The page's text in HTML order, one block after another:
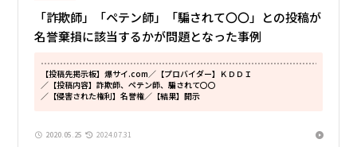
「詐欺師」「ペテン師」「騙されて〇〇」との投稿が
名誉棄損に該当するかが問題となった事例
【投稿先掲示板】爆サイ.com ／【プロバイダー】ＫＤＤＩ
／【投稿内容】詐欺師、ペテン師、騙されて〇〇
／【侵害された権利】名誉権／【結果】開示
2020.05.25 2024.07.31